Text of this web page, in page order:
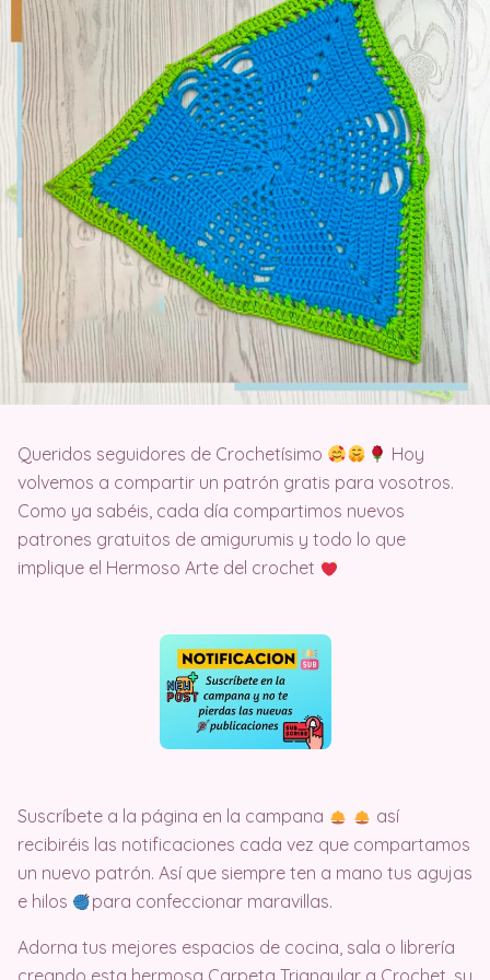
Queridos seguidores de Crochetísimo
Hoy
volvemos a compartir un patrón gratis para vosotros.
Como ya sabéis, cada día compartimos nuevos
patrones gratuitos de amigurumis y todo lo que
implique el Hermoso Arte del crochet
Suscríbete a la página en la campana
así
recibiréis las notificaciones cada vez que compartamos
un nuevo patrón. Así que siempre ten a mano tus agujas
e hilos
para confeccionar maravillas.
Adorna tus mejores espacios de cocina, sala o librería
creando esta hermosa Carpeta Triangular a Crochet, su